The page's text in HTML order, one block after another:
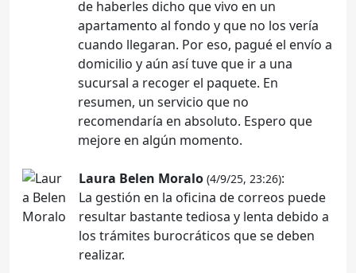
de haberles dicho que vivo en un
apartamento al fondo y que no los vería
cuando llegaran. Por eso, pagué el envío a
domicilio y aún así tuve que ir a una
sucursal a recoger el paquete. En
resumen, un servicio que no
recomendaría en absoluto. Espero que
mejore en algún momento.
Laura Belen Moralo (4/9/25, 23:26):
La gestión en la oficina de correos puede
resultar bastante tediosa y lenta debido a
los trámites burocráticos que se deben
realizar.